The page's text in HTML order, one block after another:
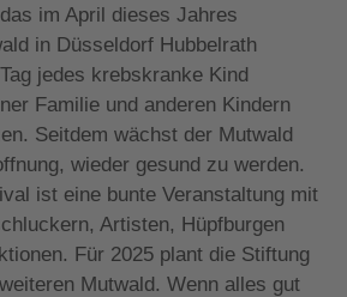
im April dieses Jahres
in Düsseldorf Hubbelrath
jedes krebskranke Kind
Familie und anderen Kindern
Seitdem wächst der Mutwald
wieder gesund zu werden.
ist eine bunte Veranstaltung mit
Artisten, Hüpfburgen
Für 2025 plant die Stiftung
Mutwald. Wenn alles gut